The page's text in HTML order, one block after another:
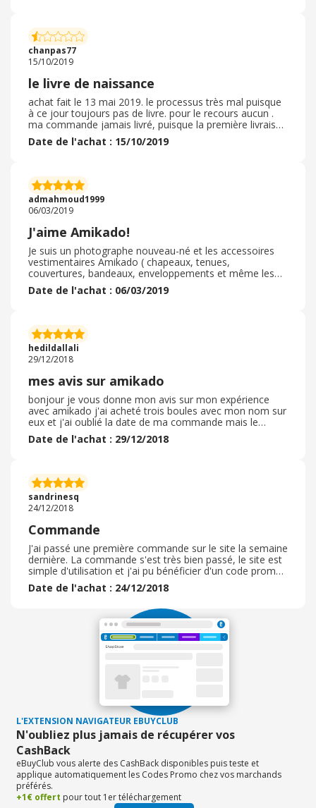
restent malgré tout élevés à mon sens... dommage. En
revanche, les produits Site de confiance à conseiller car
produits de bonne qualité. Mais les tarifs restent malgré
tout élevés à mon sens... dommage. En revanche, les
produits
chanpas77
15/10/2019
le livre de naissance
achat fait le 13 mai 2019. le processus très mal puisque
à ce jour toujours pas de livre. pour le recours aucun .
ma commande jamais livré, puisque la première livraison
jamais arrivée . après avoir téléphoné à la société ils
m'ont renvoyé le livre chez un commerçant en vacances.
carte. en plus il est impossible de faire livrer à votre
domicile. je ne recommande absolument pas amikado.
si je veux qu'il me le renvoi je dois encore payer des frais
d'envoi pas très commercial.
Date de l'achat : 15/10/2019
admahmoud1999
06/03/2019
J'aime Amikado!
Je suis un photographe nouveau-né et les accessoires
vestimentaires Amikado ( chapeaux, tenues,
couvertures, bandeaux, enveloppements et même les
objets à poser) sont tout aussi bons qu’Etsy, même
mieux! Ils coûtent environ 80% de moins qu'Etsy et la
articles, je suis très très impressionné par Amikado
commandé des tonnes et ai toujours tout ce que j’ai
commandé et je suis toujours heureux ! ! Allez voir ça, si
vous voyez quelque chose que vous aimez sur d'autres
sites, regardez-le sur Amikado ne serez pas déçu! Je
promets!
Date de l'achat : 06/03/2019
hedildallali
29/12/2018
mes avis sur amikado
bonjour je vous donne mon avis sur mon expérience
avec amikado j'ai acheté trois boules avec mon nom sur
eux et j'ai oublié la date de ma commande mais le
processus de ma commande s' est bien passé et le délai
de la livraison a été respecté et ma commande s'est
superbe et j'ai pas eu le besoin de retourner mon article
et en plus il y avais plusieurs méthode de payements qui
m'a donné beaucoup des options
Date de l'achat : 29/12/2018
sandrinesq
24/12/2018
Commande
J'ai passé une première commande sur le site la semaine
dernière. La commande s'est très bien passé, le site est
simple d'utilisation et j'ai pu bénéficier d'un code promo
pour cette première commande. Les délais de livraison
annoncés sur le site sont bien respectés (3 jours environ
pris un écrin supplémentaire, pour offrir. J'ai commandé
un porte clé argenté personnalisé avec une gravure
photo (cadeau de Noël). Le produit est de bonne qualité
(porte clé assez épais) et la gravure est conforme à la
Date de l'achat : 24/12/2018
L'EXTENSION NAVIGATEUR EBUYCLUB
N'oubliez plus jamais de récupérer vos
CashBack
eBuyClub vous alerte des CashBack disponibles puis teste et
applique automatiquement les Codes Promo chez vos marchands
préférés.
+1€ offert pour tout 1er téléchargement